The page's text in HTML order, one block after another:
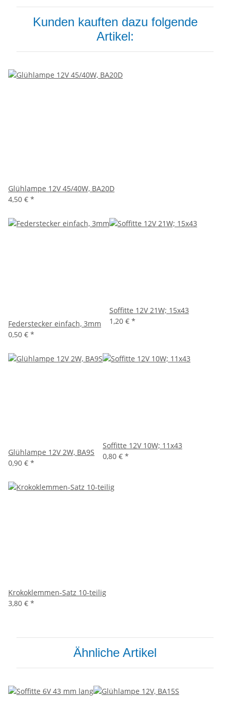
Kunden kauften dazu folgende
Artikel:
Glühlampe 12V 45/40W, BA20D
4,50 € *
Federstecker einfach, 3mm
0,50 € *
Soffitte 12V 21W; 15x43
1,20 € *
Glühlampe 12V 2W, BA9S
0,90 € *
Soffitte 12V 10W; 11x43
0,80 € *
Krokoklemmen-Satz 10-teilig
3,80 € *
Ähnliche Artikel